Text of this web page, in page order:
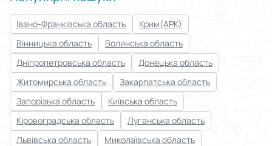
Івано-Франківська область
Крим(АРК)
Вінницька область
Волинська область
Дніпропетровська область
Донецька область
Житомирська область
Закарпатська область
Запорізька область
Київська область
Кіровоградська область
Луганська область
Львівська область
Миколаївська область